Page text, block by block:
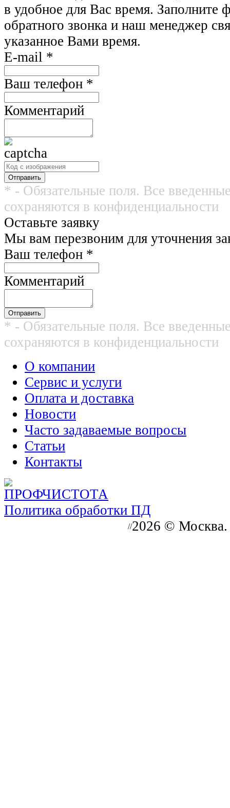
в удобное для Вас время. Заполните
обратного звонка и наш менеджер
указанное Вами время.
E-mail *
Ваш телефон *
Комментарий
* - Обязательные поля. Все
сохраняются в конфиденциальности
Оставьте заявку
Мы вам перезвоним для уточнения
Ваш телефон *
Комментарий
* - Обязательные поля. Все
сохраняются в конфиденциальности
О компании
Сервис и услуги
Оплата и доставка
Новости
Часто задаваемые вопросы
Статьи
Контакты
Политика обработки ПД
//2026 ©